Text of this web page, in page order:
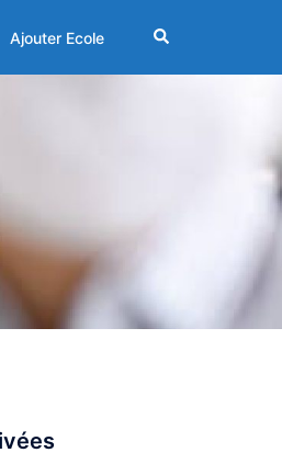
Ajouter Ecole Rechercher